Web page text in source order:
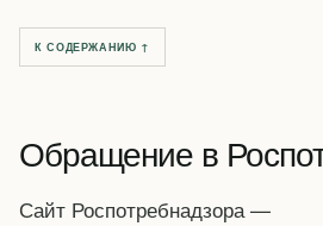
К СОДЕРЖАНИЮ ↑
Обращение в
Сайт Роспотребнадзора —